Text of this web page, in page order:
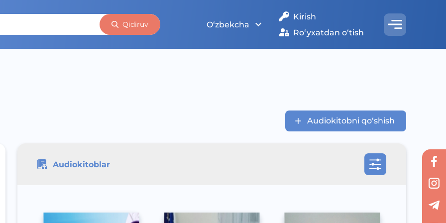
Qidiruv O‘zbekcha
Kirish
Ro‘yxatdan o‘tish
Audiokitobni qo‘shish
Audiokitoblar